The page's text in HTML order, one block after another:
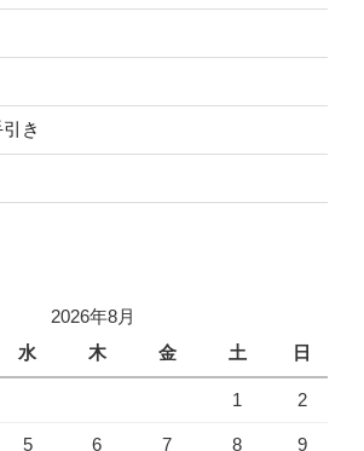
き
2026年8月
水 木 金 土 日
1 2
5 6 7 8 9